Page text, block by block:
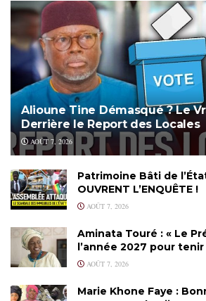
Alioune Tine Démasqué ? Le
Derrière le Report des Locales
AOÛT 7, 2026
Patrimoine Bâti de
OUVRENT L’ENQUÊTE !
AOÛT 7, 2026
Aminata Touré : « Le
l’année 2027 pour
AOÛT 7, 2026
Marie Khone Faye :